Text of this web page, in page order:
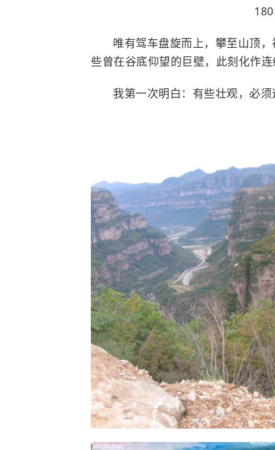
唯有驾车盘旋而上，攀至山顶
些曾在谷底仰望的巨壁，此刻化作
我第一次明白：有些壮观，必